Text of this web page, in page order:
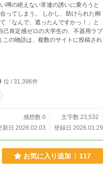
噂の絶えない常連の誘いに乗ろうと
ってしまう。 しかし、助けられた桐
「なんで、遮ったんですかっ！」と
位 / 31,396件
感想数 0
文字数 23,532
新日 2026.02.03
登録日 2026.01.29
お気に入り追加 117